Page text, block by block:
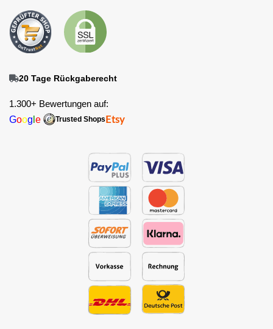
20 Tage Rückgaberecht
1.300+ Bewertungen auf:
Goog e Trusted Shops Etsy